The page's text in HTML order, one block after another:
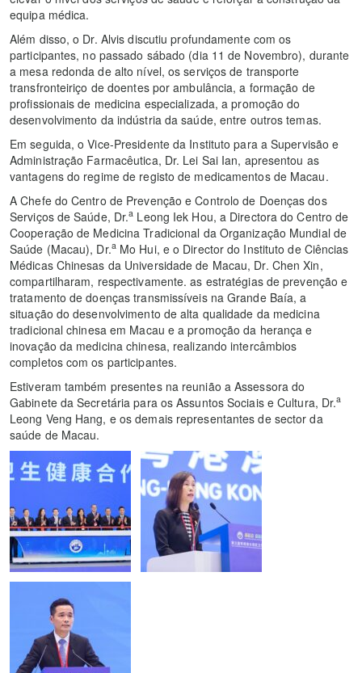
equipa médica.
Além disso, o Dr. Alvis discutiu profundamente com os
participantes, no passado sábado (dia 11 de Novembro), durante
a mesa redonda de alto nível, os serviços de transporte
transfronteiriço de doentes por ambulância, a formação de
profissionais de medicina especializada, a promoção do
desenvolvimento da indústria da saúde, entre outros temas.
Em seguida, o Vice-Presidente da Instituto para a Supervisão e
Administração Farmacêutica, Dr. Lei Sai Ian, apresentou as
vantagens do regime de registo de medicamentos de Macau.
A Chefe do Centro de Prevenção e Controlo de Doenças dos
Serviços de Saúde, Dr.a Leong Iek Hou, a Directora do Centro de
Cooperação de Medicina Tradicional da Organização Mundial de
Saúde (Macau), Dr.aMo Hui, e o Director do Instituto de Ciências
Médicas Chinesas da Universidade de Macau, Dr. Chen Xin,
compartilharam, respectivamente. as estratégias de prevenção e
tratamento de doenças transmissíveis na Grande Baía, a
situação do desenvolvimento de alta qualidade da medicina
tradicional chinesa em Macau e a promoção da herança e
inovação da medicina chinesa, realizando intercâmbios
completos com os participantes.
Estiveram também presentes na reunião a Assessora do
Gabinete da Secretária para os Assuntos Sociais e Cultura, Dr.a
Leong Veng Hang, e os demais representantes de sector da
saúde de Macau.